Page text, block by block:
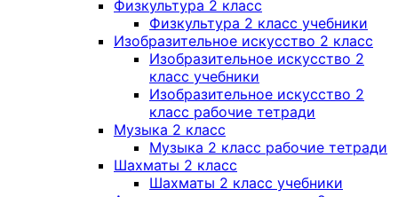
Физкультура 2 класс
Физкультура 2 класс учебники
Изобразительное искусство 2 класс
Изобразительное искусство 2
класс учебники
Изобразительное искусство 2
класс рабочие тетради
Музыка 2 класс
Музыка 2 класс рабочие тетради
Шахматы 2 класс
Шахматы 2 класс учебники